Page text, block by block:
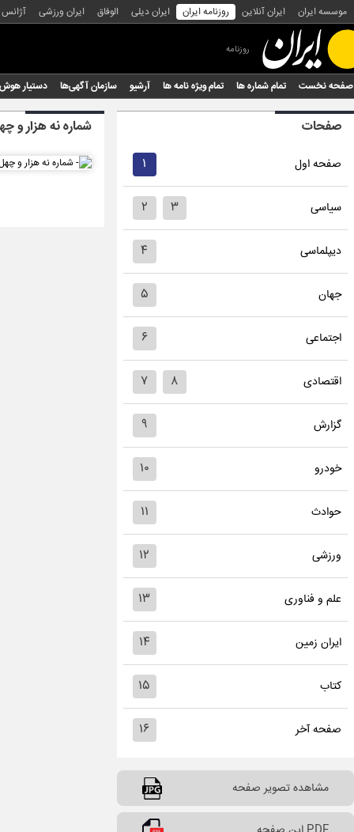
موسسه ایران ایران آنلاین روزنامه ایران ایران دیلی الوفاق ایران ورزشی
روزنامه
صفحه نخست تمام شماره ها تمام ویژه نامه ها آرشیو سازمان آگهی‌ها دستیار
صفحات
صفحه اول ۱
سیاسی ۲ ۳
دیپلماسی ۴
جهان ۵
اجتماعی ۶
اقتصادی ۷ ۸
گزارش ۹
خودرو ۱۰
حوادث ۱۱
ورزشی ۱۲
علم و فناوری ۱۳
ایران زمین ۱۴
کتاب ۱۵
صفحه آخر ۱۶
مشاهده تصویر صفحه
شماره نه هزار و